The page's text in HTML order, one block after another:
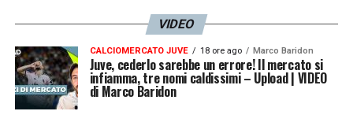
VIDEO
CALCIOMERCATO JUVE 18 ore ago Marco Baridon
Juve, cederlo sarebbe un errore! Il mercato si
infiamma, tre nomi caldissimi – Upload | VIDEO
di Marco Baridon